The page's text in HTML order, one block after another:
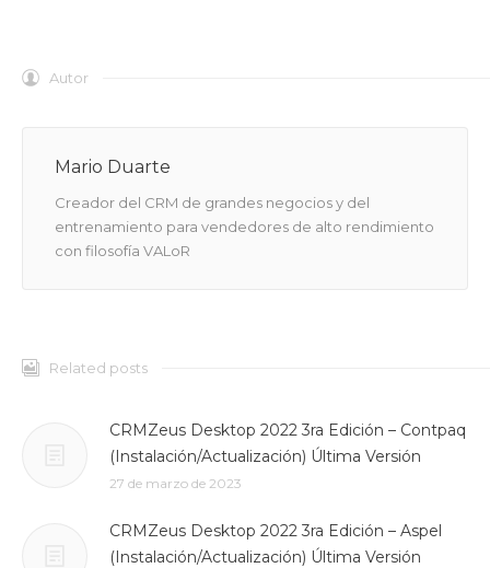
Autor
Mario Duarte
Creador del CRM de grandes negocios y del
entrenamiento para vendedores de alto rendimiento
con filosofía VALoR
Related posts
CRMZeus Desktop 2022 3ra Edición – Contpaq
(Instalación/Actualización) Última Versión
27 de marzo de 2023
CRMZeus Desktop 2022 3ra Edición – Aspel
(Instalación/Actualización) Última Versión